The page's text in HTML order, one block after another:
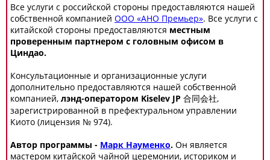
Все услуги с российской стороны предоставляются нашей
собственной компанией ООО «АНО Премьер». Все услуги с
китайской стороны предоставляются местным
проверенным партнером с головным офисом в
Циндао.
Консультационные и организационные услуги
дополнительно предоставляются нашей собственной
компанией, лэнд-оператором Kiselev JP 合同会社,
зарегистрированной в префектуральном управлении
Киото (лицензия № 974).
Автор программы - Марк Науменко. Он является
мастером китайской чайной церемонии, историком и